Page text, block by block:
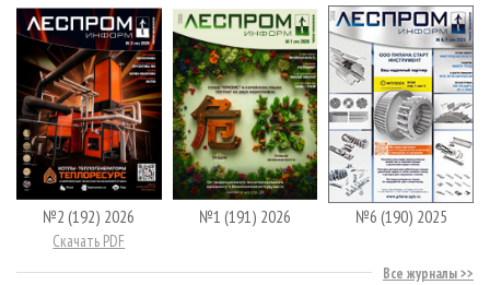
№2 (192) 2026
Скачать PDF
№1 (191) 2026 №6 (190) 2025
Все журналы